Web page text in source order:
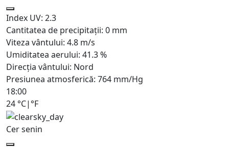
Index UV: 2.3
Cantitatea de precipitații: 0 mm
Viteza vântului: 4.8 m/s
Umiditatea aerului: 41.3%
Direcția vântului: Nord
Presiunea atmosferică: 764 mm/Hg
18:00
24 °C| °F
Cer senin